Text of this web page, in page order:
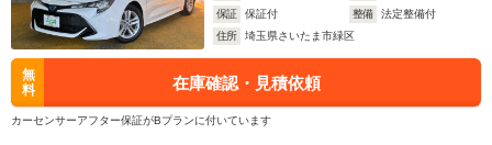
保証
保証付 整備
法定整備付
住所
埼玉県さいたま市緑区
無
料
在庫確認・見積依頼
カーセンサーアフター保証がBプランに付いています